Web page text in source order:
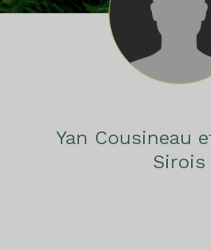
Yan Cousineau
Sirois